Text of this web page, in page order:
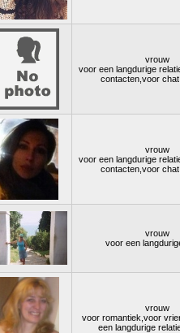
vrouw
voor een langdurige
contacten,voor
vrouw
voor een langdurige
contacten,voor
vrouw
voor een
vrouw
voor romantiek,voor
een langdurige